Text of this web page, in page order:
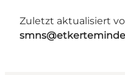
Zuletzt aktualisiert